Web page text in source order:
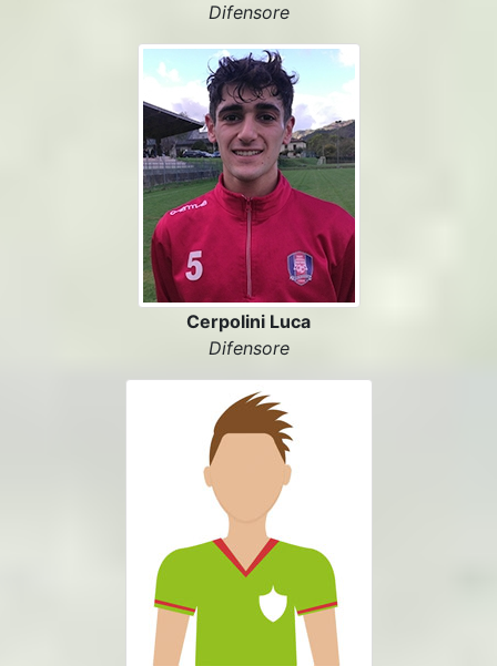
Difensore
Cerpolini Luca
Difensore